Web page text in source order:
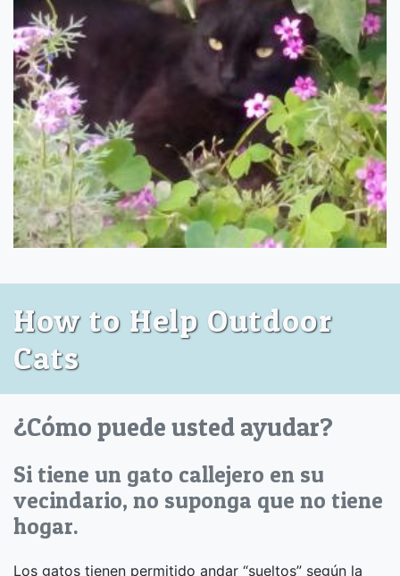
How to Help Outdoor
Cats
¿Cómo puede usted ayudar?
Si tiene un gato callejero en su
vecindario, no suponga que no tiene
hogar.
Los gatos tienen permitido andar “sueltos” según la